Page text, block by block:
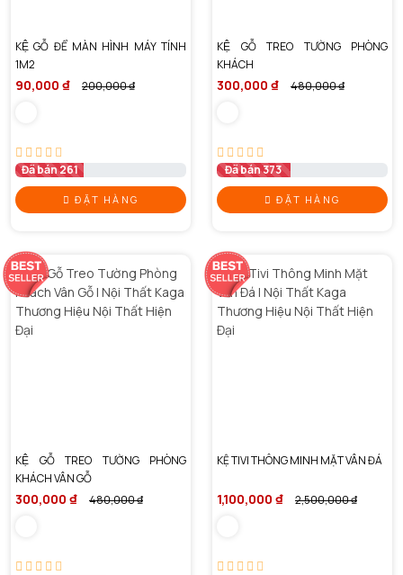
KỆ GỖ ĐỂ MÀN HÌNH MÁY TÍNH
1M2
90,000 ₫ 200,000 ₫
Đã bán 261
ĐẶT HÀNG
KỆ GỖ TREO TƯỜNG PHÒNG
KHÁCH
300,000 ₫ 480,000 ₫
Đã bán 373
ĐẶT HÀNG
KỆ GỖ TREO TƯỜNG PHÒNG
KHÁCH VÂN GỖ
300,000 ₫ 480,000 ₫
KỆ TIVI THÔNG MINH MẶT VÂN ĐÁ
1,100,000 ₫ 2,500,000 ₫